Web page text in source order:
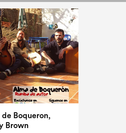
de Boqueron,
Brown